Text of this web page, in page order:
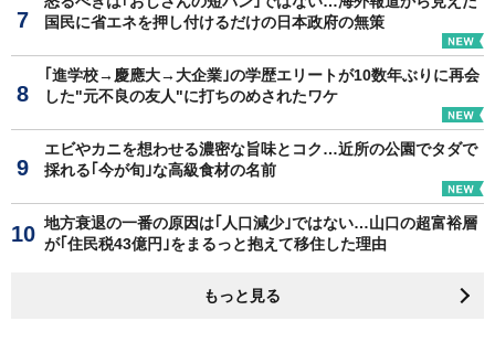
国民に省エネを押し付けるだけの日本政府の無策
｢進学校→慶應大→大企業｣の学歴エリートが10数年ぶりに再会
した"元不良の友人"に打ちのめされたワケ
エビやカニを想わせる濃密な旨味とコク…近所の公園でタダで
採れる｢今が旬｣な高級食材の名前
地方衰退の一番の原因は｢人口減少｣ではない…山口の超富裕層
が｢住民税43億円｣をまるっと抱えて移住した理由
もっと見る